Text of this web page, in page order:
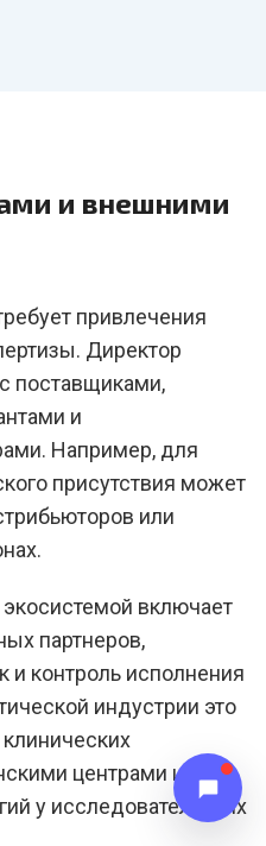
и внешними
привлечения
Директор
поставщиками,
и
Например, для
присутствия может
или
включает
партнеров,
и контроль исполнения
индустрии это
центрами или
у исследовательских